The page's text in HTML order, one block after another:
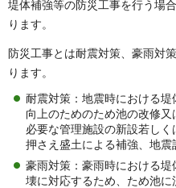
堤体補強等の防災工事を行う場
ります。
防災工事とは耐震対策、豪雨対
ります。
耐震対策：地震時における
向上のためのため池の改修
必要な管理施設の新設若しく
押さえ盛土による補強、地
豪雨対策：豪雨時における
壊に対応するため、ため池